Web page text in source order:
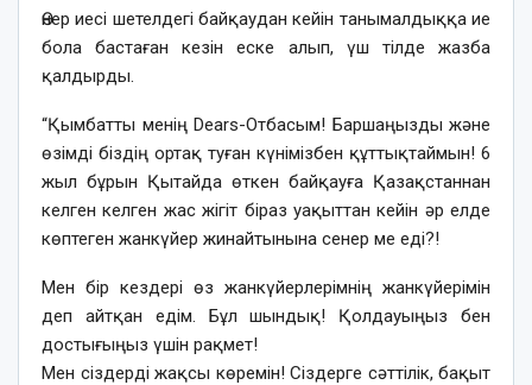
Өнер иесі шетелдегі байқаудан кейін танымалдыққа ие
бола бастаған кезін еске алып, үш тілде жазба
қалдырды.
“Қымбатты менің Dears-Отбасым! Баршаңызды және
өзімді біздің ортақ туған күнімізбен құттықтаймын! 6
жыл бұрын Қытайда өткен байқауға Қазақстаннан
келген келген жас жігіт біраз уақыттан кейін әр елде
көптеген жанкүйер жинайтынына сенер ме еді?!
Мен бір кездері өз жанкүйерлерімнің жанкүйерімін
деп айтқан едім. Бұл шындық! Қолдауыңыз бен
достығыңыз үшін рақмет!
Мен сіздерді жақсы көремін! Сіздерге сәттілік, бақыт